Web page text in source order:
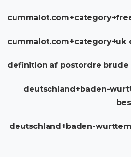
cummalot.com+category+uk
definition af postordre brude
deutschland+baden-
deutschland+baden-